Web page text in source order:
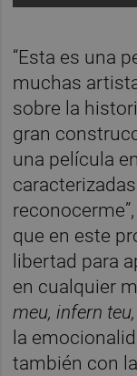
“Esta es una
muchas
sobre la
gran
una película
que en este
libertad para
en cualquier
meu, infern teu,
la
también con